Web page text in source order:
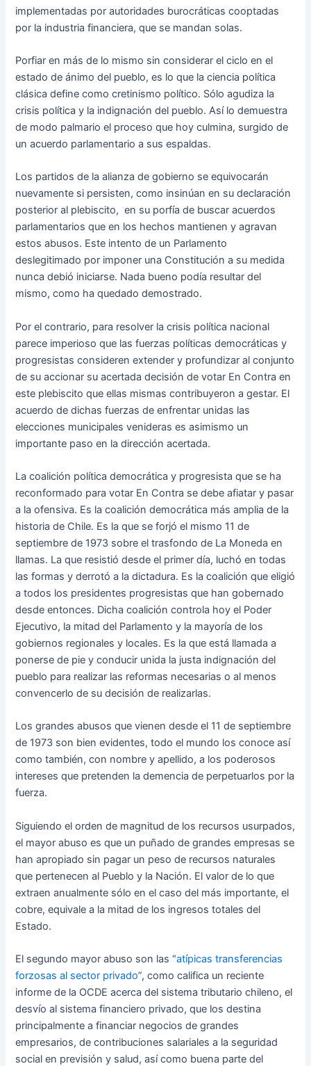
implementadas por autoridades burocráticas cooptadas
por la industria financiera, que se mandan solas.
Porfiar en más de lo mismo sin considerar el ciclo en el
estado de ánimo del pueblo, es lo que la ciencia política
clásica define como cretinismo político. Sólo agudiza la
crisis política y la indignación del pueblo. Así lo demuestra
de modo palmario el proceso que hoy culmina, surgido de
un acuerdo parlamentario a sus espaldas.
Los partidos de la alianza de gobierno se equivocarán
nuevamente si persisten, como insinúan en su declaración
posterior al plebiscito, en su porfía de buscar acuerdos
parlamentarios que en los hechos mantienen y agravan
estos abusos. Este intento de un Parlamento
deslegitimado por imponer una Constitución a su medida
nunca debió iniciarse. Nada bueno podía resultar del
mismo, como ha quedado demostrado.
Por el contrario, para resolver la crisis política nacional
parece imperioso que las fuerzas políticas democráticas y
progresistas consideren extender y profundizar al conjunto
de su accionar su acertada decisión de votar En Contra en
este plebiscito que ellas mismas contribuyeron a gestar. El
acuerdo de dichas fuerzas de enfrentar unidas las
elecciones municipales venideras es asimismo un
importante paso en la dirección acertada.
La coalición política democrática y progresista que se ha
reconformado para votar En Contra se debe afiatar y pasar
a la ofensiva. Es la coalición democrática más amplia de la
historia de Chile. Es la que se forjó el mismo 11 de
septiembre de 1973 sobre el trasfondo de La Moneda en
llamas. La que resistió desde el primer día, luchó en todas
las formas y derrotó a la dictadura. Es la coalición que eligió
a todos los presidentes progresistas que han gobernado
desde entonces. Dicha coalición controla hoy el Poder
Ejecutivo, la mitad del Parlamento y la mayoría de los
gobiernos regionales y locales. Es la que está llamada a
ponerse de pie y conducir unida la justa indignación del
pueblo para realizar las reformas necesarias o al menos
convencerlo de su decisión de realizarlas.
Los grandes abusos que vienen desde el 11 de septiembre
de 1973 son bien evidentes, todo el mundo los conoce así
como también, con nombre y apellido, a los poderosos
intereses que pretenden la demencia de perpetuarlos por la
fuerza.
Siguiendo el orden de magnitud de los recursos usurpados,
el mayor abuso es que un puñado de grandes empresas se
han apropiado sin pagar un peso de recursos naturales
que pertenecen al Pueblo y la Nación. El valor de lo que
extraen anualmente sólo en el caso del más importante, el
cobre, equivale a la mitad de los ingresos totales del
Estado.
El segundo mayor abuso son las “atípicas transferencias
forzosas al sector privado”, como califica un reciente
informe de la OCDE acerca del sistema tributario chileno, el
desvío al sistema financiero privado, que los destina
principalmente a financiar negocios de grandes
empresarios, de contribuciones salariales a la seguridad
social en previsión y salud, así como buena parte del